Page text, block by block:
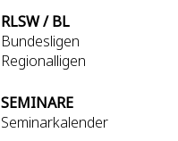
RLSW / BL
Bundesligen
Regionalligen
SEMINARE
Seminarkalender